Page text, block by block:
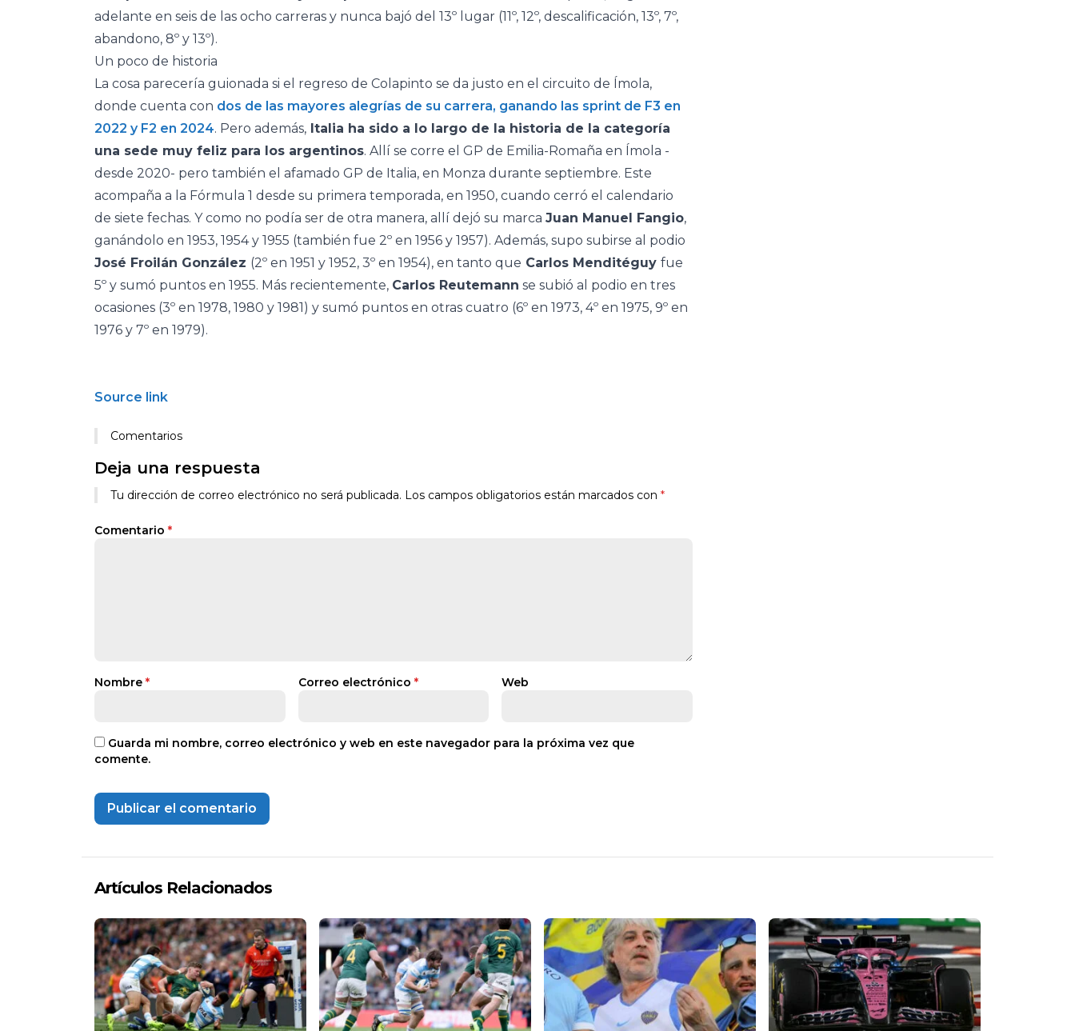
adelante en seis de las ocho carreras y nunca bajó del 13º lugar (11º, 12º, descalificación, 13º, 7º,
abandono, 8º y 13º).
Un poco de historia
La cosa parecería guionada si el regreso de Colapinto se da justo en el circuito de Ímola,
donde cuenta con dos de las mayores alegrías de su carrera, ganando las sprint de F3 en
2022 y F2 en 2024. Pero además, Italia ha sido a lo largo de la historia de la categoría
una sede muy feliz para los argentinos. Allí se corre el GP de Emilia-Romaña en Ímola -
desde 2020- pero también el afamado GP de Italia, en Monza durante septiembre. Este
acompaña a la Fórmula 1 desde su primera temporada, en 1950, cuando cerró el calendario
de siete fechas. Y como no podía ser de otra manera, allí dejó su marca Juan Manuel Fangio,
ganándolo en 1953, 1954 y 1955 (también fue 2º en 1956 y 1957). Además, supo subirse al podio
José Froilán González (2º en 1951 y 1952, 3º en 1954), en tanto que Carlos Menditéguy fue
5º y sumó puntos en 1955. Más recientemente, Carlos Reutemann se subió al podio en tres
ocasiones (3º en 1978, 1980 y 1981) y sumó puntos en otras cuatro (6º en 1973, 4º en 1975, 9º en
1976 y 7º en 1979).
Source link
Comentarios
Deja una respuesta
Tu dirección de correo electrónico no será publicada. Los campos obligatorios están marcados con *
Comentario *
Nombre * Correo electrónico * Web
Guarda mi nombre, correo electrónico y web en este navegador para la próxima vez que
comente.
Artículos Relacionados